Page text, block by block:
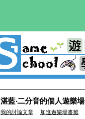
湛藍‧二分音的個人遊樂場
我的討論文章 加進遊樂場書籤